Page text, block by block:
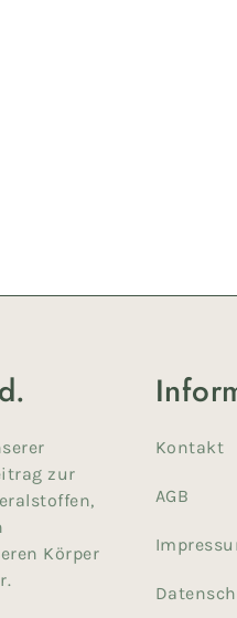
zur
Körper
Kontakt
AGB